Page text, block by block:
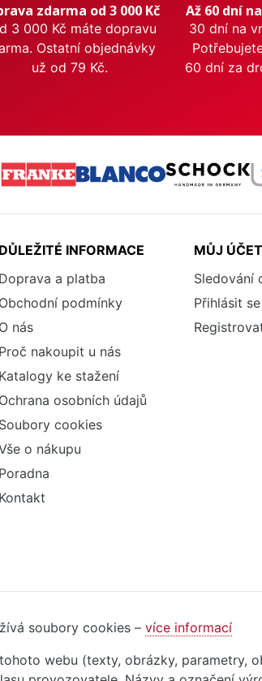
zdarma od 3 000 Kč
3 000 Kč máte dopravu
Ostatní objednávky
už od 79 Kč.
Až 60 dní
30 dní na
60 dní za
DŮLEŽITÉ INFORMACE
Doprava a platba
Obchodní podmínky
O nás
Proč nakoupit u nás
Katalogy ke stažení
Ochrana osobních údajů
Soubory cookies
o nákupu
Poradna
Kontakt
MŮJ ÚČET
Sledování
Přihlásit se
soubory cookies – více informací
webu (texty, obrázky, parametry,